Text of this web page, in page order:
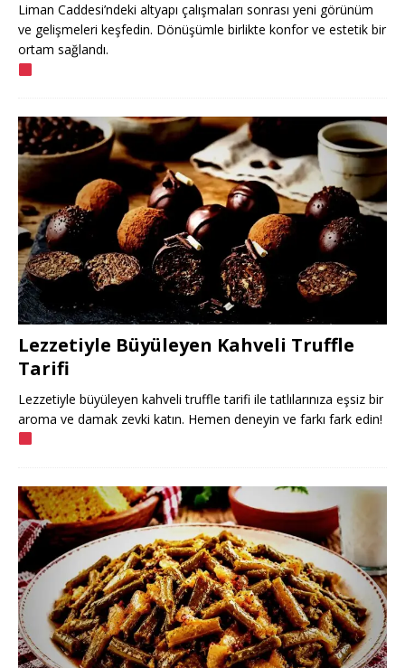
Liman Caddesi’ndeki altyapı çalışmaları sonrası yeni görünüm
ve gelişmeleri keşfedin. Dönüşümle birlikte konfor ve estetik bir
ortam sağlandı.
Lezzetiyle Büyüleyen Kahveli Truffle
Tarifi
Lezzetiyle büyüleyen kahveli truffle tarifi ile tatlılarınıza eşsiz bir
aroma ve damak zevki katın. Hemen deneyin ve farkı fark edin!